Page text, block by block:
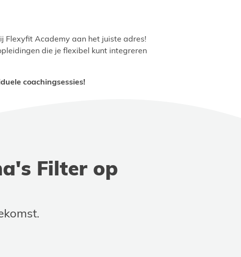
Flexyfit Academy aan het juiste adres!
die je flexibel kunt integreren
coachingsessies!
Filter op